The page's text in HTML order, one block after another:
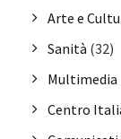
Arte e
Sanità (32)
Multimedia
Centro